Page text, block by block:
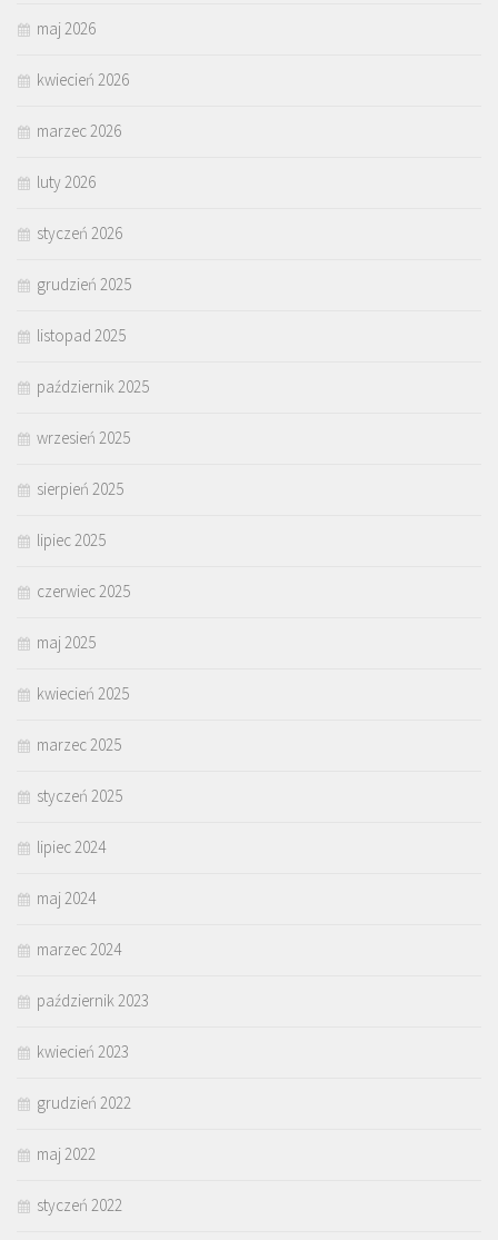
maj 2026
kwiecień 2026
marzec 2026
luty 2026
styczeń 2026
grudzień 2025
listopad 2025
październik 2025
wrzesień 2025
sierpień 2025
lipiec 2025
czerwiec 2025
maj 2025
kwiecień 2025
marzec 2025
styczeń 2025
lipiec 2024
maj 2024
marzec 2024
październik 2023
kwiecień 2023
grudzień 2022
maj 2022
styczeń 2022